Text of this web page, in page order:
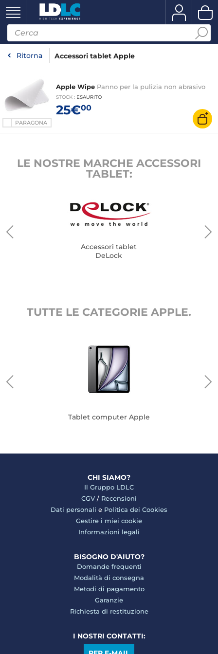
Ritorna Accessori tablet Apple
PARAGONA
Apple Wipe Panno per la pulizia non abrasivo
STOCK : ESAURITO
25€00
LE NOSTRE MARCHE ACCESSORI
TABLET:
Accessori tablet
DeLock
TUTTE LE CATEGORIE APPLE.
Tablet computer Apple
CHI SIAMO?
Il Gruppo LDLC
CGV / Recensioni
Dati personali e Politica dei Cookies
Gestire i miei cookie
Informazioni legali
BISOGNO D'AIUTO?
Domande frequenti
Modalità di consegna
Metodi di pagamento
Garanzie
Richiesta di restituzione
I NOSTRI CONTATTI: